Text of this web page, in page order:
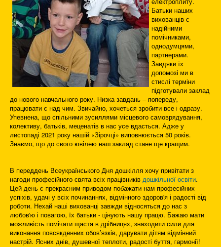
Батьки наших
вихованців є
надійними
помічниками,
однодумцями,
партнерами.
Завдяки їх
допомозі ми в
стислі терміни
підготували заклад
до нового навчального року. Низка завдань – попереду,
працювати є над чим. Звичайно, хочеться зробити все і одразу.
Упевнена, що спільними зусиллями місцевого самоврядування,
колективу, батьків, меценатів в нас усе вдасться. Адже у
листопаді 2021 року нашій «Зірочці» виповнюється 50 років.
Знаємо, що до свого ювілею наш заклад стане ще кращим.
В переддень Всеукраїнського Дня дошкілля хочу привітати з
нагоди професійного свята всіх працівників дошкільної освіти.
Цей день є прекрасним приводом побажати нам професійних
успіхів, удачі у всіх починаннях, відмінного здоров'я і радості від
роботи. Нехай наші вихованці завжди відносяться до нас з
любов'ю і повагою, їх батьки - цінують нашу працю. Бажаю мати
можливість помічати щастя в дрібницях, знаходити сили для
виконання повсякденних обов’язків, дарувати дітям відмінний
настрій. Ясних днів, душевної теплоти, радості буття, гармонії!